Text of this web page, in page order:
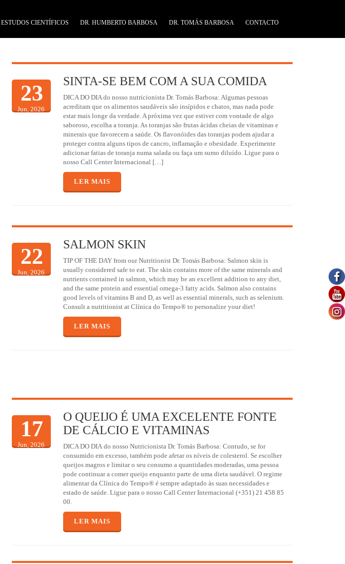
ESTUDOS CIENTÍFICOS DR. HUMBERTO BARBOSA DR. TOMÁS BARBOSA CONTACTO
23
Jun, 2026
SINTA-SE BEM COM A SUA COMIDA
DICA DO DIA do nosso nutricionista Dr. Tomás Barbosa: Algumas pessoas
acreditam que os alimentos saudáveis são insípidos e chatos, mas nada pode
estar mais longe da verdade. A próxima vez que estiver com vontade de algo
saboroso, escolha a toranja. As toranjas são frutas ácidas cheias de vitaminas e
minerais que favorecem a saúde. Os flavonóides das toranjas podem ajudar a
proteger contra alguns tipos de cancro, inflamação e obesidade. Experimente
adicionar fatias de toranja numa salada ou faça um sumo diluído. Ligue para o
nosso Call Center Internacional […]
LER MAIS
22
Jun, 2026
SALMON SKIN
TIP OF THE DAY from our Nutritionist Dr. Tomás Barbosa: Salmon skin is
usually considered safe to eat. The skin contains more of the same minerals and
nutrients contained in salmon, which may be an excellent addition to any diet,
and the same protein and essential omega-3 fatty acids. Salmon also contains
good levels of vitamins B and D, as well as essential minerals, such as selenium.
Consult a nutritionist at Clínica do Tempo® to personalize your diet!
LER MAIS
17
Jun, 2026
O QUEIJO É UMA EXCELENTE FONTE
DE CÁLCIO E VITAMINAS
DICA DO DIA do nosso Nutricionista Dr. Tomás Barbosa: Contudo, se for
consumido em excesso, também pode afetar os níveis de colesterol. Se escolher
queijos magros e limitar o seu consumo a quantidades moderadas, uma pessoa
pode continuar a comer queijo enquanto parte de uma dieta saudável. O regime
alimentar da Clínica do Tempo® é sempre adaptado às suas necessidades e
estado de saúde. Ligue para o nosso Call Center Internacional (+351) 21 458 85
00.
LER MAIS